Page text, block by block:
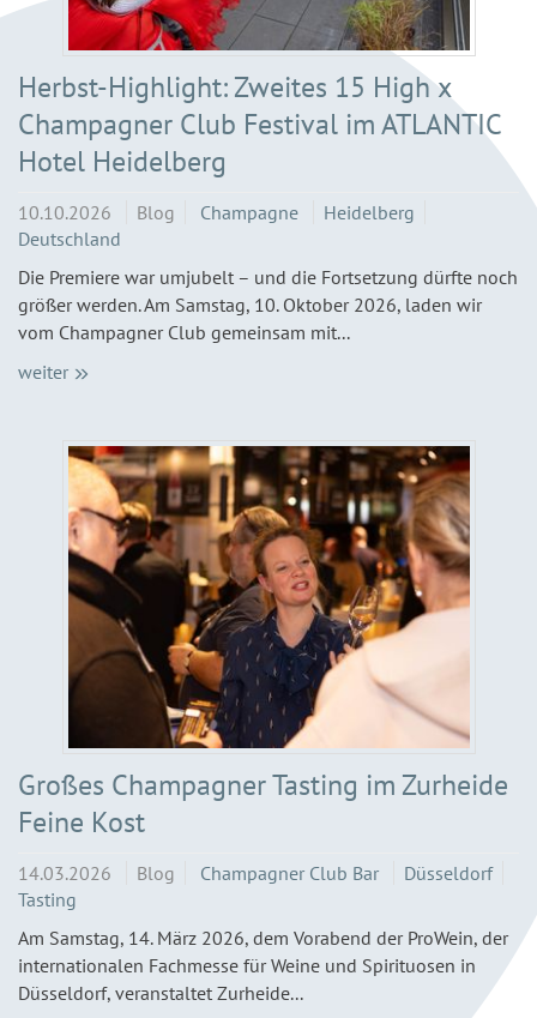
Herbst-Highlight: Zweites 15 High x
Champagner Club Festival im ATLANTIC
Hotel Heidelberg
10.10.2026 Blog Champagne
Heidelberg
Deutschland
Die Premiere war umjubelt – und die Fortsetzung dürfte noch
größer werden. Am Samstag, 10. Oktober 2026, laden wir
vom Champagner Club gemeinsam mit...
weiter
Großes Champagner Tasting im Zurheide
Feine Kost
14.03.2026 Blog Champagner Club Bar
Düsseldorf
Tasting
Am Samstag, 14. März 2026, dem Vorabend der ProWein, der
internationalen Fachmesse für Weine und Spirituosen in
Düsseldorf, veranstaltet Zurheide...